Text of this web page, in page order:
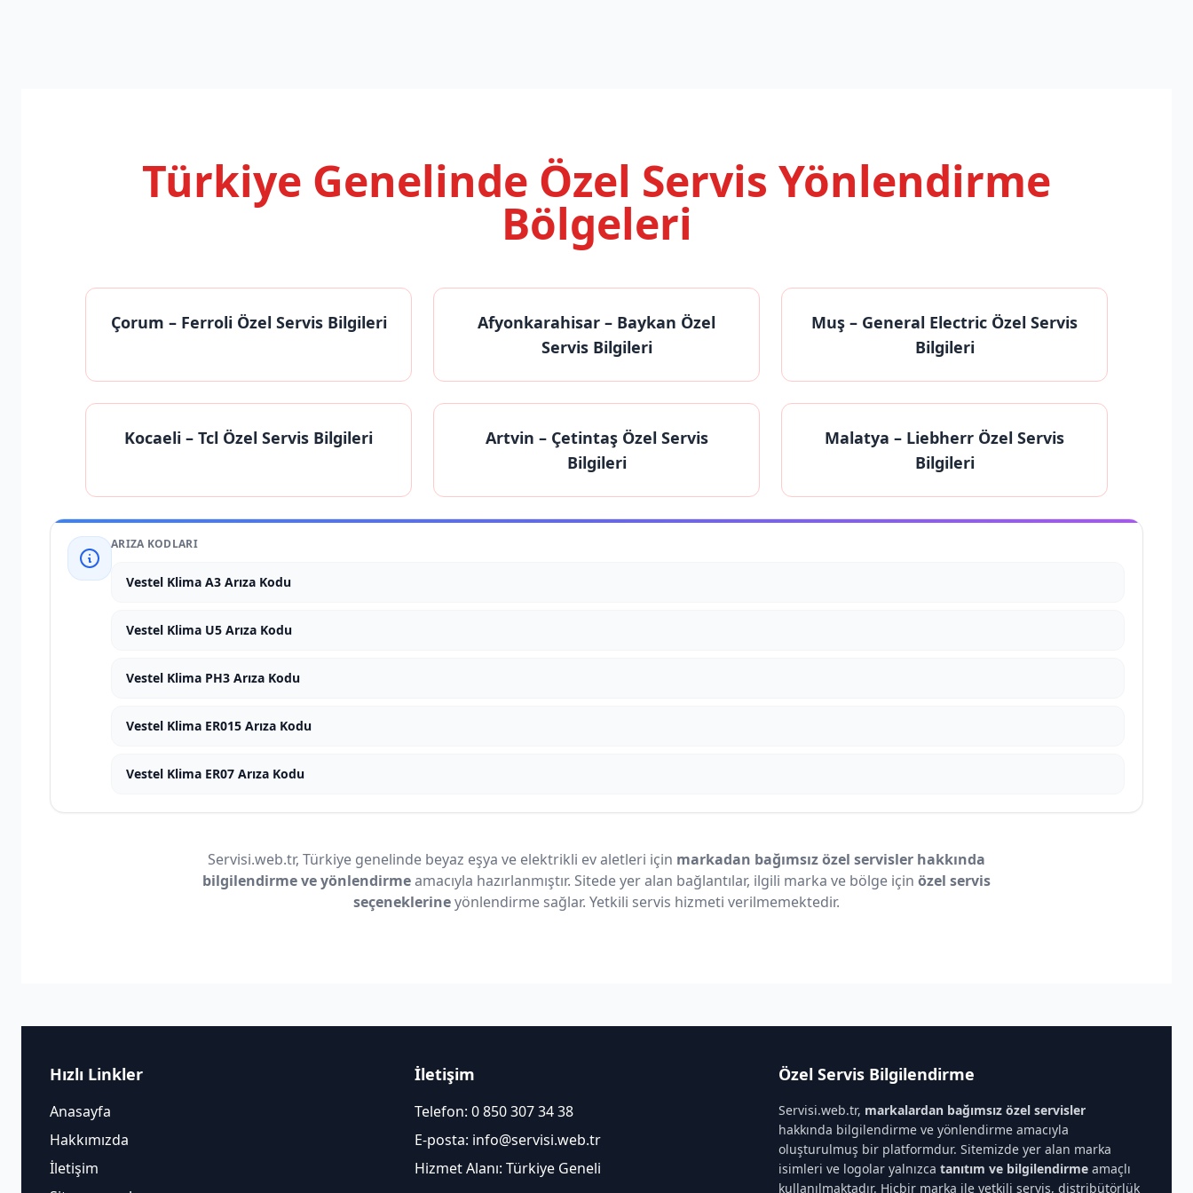
Türkiye Genelinde Özel Servis Yönlendirme
Bölgeleri
Çorum – Ferroli Özel Servis Bilgileri Afyonkarahisar – Baykan Özel
Servis Bilgileri
Muş – General Electric Özel Servis
Bilgileri
Kocaeli – Tcl Özel Servis Bilgileri Artvin – Çetintaş Özel Servis
Bilgileri
Malatya – Liebherr Özel Servis
Bilgileri
ARIZA KODLARI
Vestel Klima A3 Arıza Kodu
Vestel Klima U5 Arıza Kodu
Vestel Klima PH3 Arıza Kodu
Vestel Klima ER015 Arıza Kodu
Vestel Klima ER07 Arıza Kodu
Servisi.web.tr, Türkiye genelinde beyaz eşya ve elektrikli ev aletleri için markadan bağımsız özel servisler hakkında
bilgilendirme ve yönlendirmeamacıyla hazırlanmıştır. Sitede yer alan bağlantılar, ilgili marka ve bölge için özel servis
seçeneklerineyönlendirme sağlar. Yetkili servis hizmeti verilmemektedir.
Hızlı Linkler
Anasayfa
Hakkımızda
İletişim
İletişim
Telefon: 0 850 307 34 38
E-posta: info@servisi.web.tr
Hizmet Alanı: Türkiye Geneli
Özel Servis Bilgilendirme
Servisi.web.tr, markalardan bağımsız özel servisler
hakkında bilgilendirme ve yönlendirme amacıyla
oluşturulmuş bir platformdur. Sitemizde yer alan marka
isimleri ve logolar yalnızcatanıtım ve bilgilendirme amaçlı
kullanılmaktadır. Hiçbir marka ile yetkili servis, distribütörlük